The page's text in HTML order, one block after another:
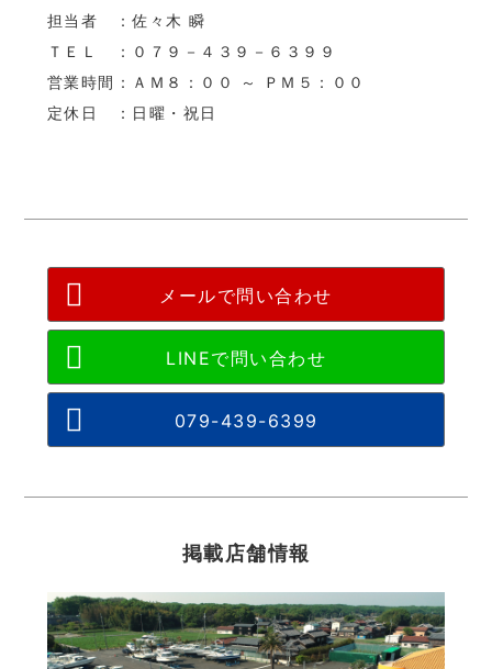
担当者 ：佐々木 瞬
ＴＥＬ ：０７９－４３９－６３９９
営業時間：ＡＭ８：００ ～ ＰＭ５：００
定休日 ：日曜・祝日
メールで問い合わせ
079-439-6399
掲載店舗情報